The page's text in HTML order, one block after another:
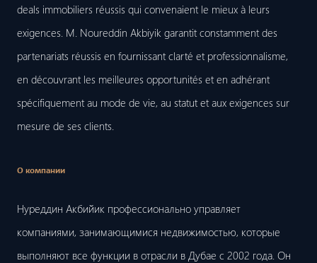
deals immobiliers réussis qui convenaient le mieux à leurs
exigences. M. Noureddin Akbiyik garantit constamment des
partenariats réussis en fournissant clarté et professionnalisme,
en découvrant les meilleures opportunités et en adhérant
spécifiquement au mode de vie, au statut et aux exigences sur
mesure de ses clients.
О компании
Нуреддин Акбийик профессионально управляет
компаниями, занимающимися недвижимостью, которые
выполняют все функции в отрасли в Дубае с 2002 года. Он